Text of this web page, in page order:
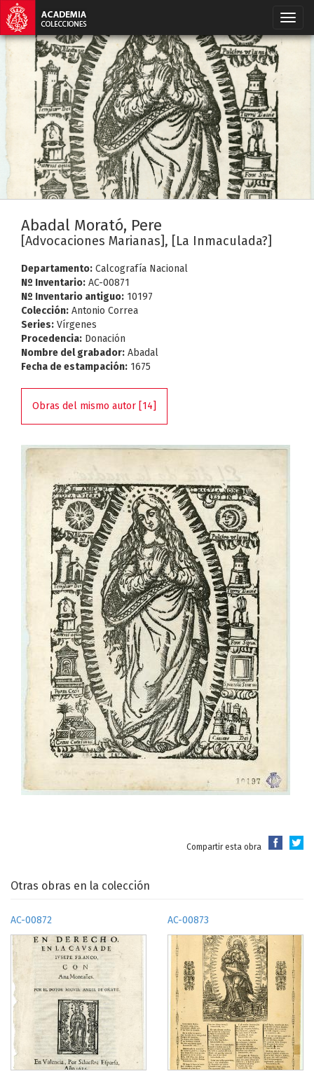
Abadal Morató, Pere
[Advocaciones Marianas], [La Inmaculada?]
Departamento: Calcografía Nacional
Nº Inventario: AC-00871
Nº Inventario antiguo: 10197
Colección: Antonio Correa
Series: Vírgenes
Procedencia: Donación
Nombre del grabador: Abadal
Fecha de estampación: 1675
Obras del mismo autor [14]
Compartir esta obra
Otras obras en la colección
AC-00872 AC-00873